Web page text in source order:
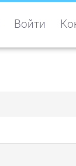
Войти